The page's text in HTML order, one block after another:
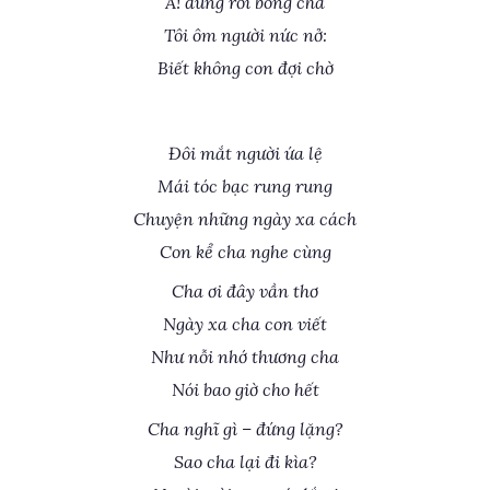
Tôi ôm người nức nở:
Biết không con đợi chờ
Đôi mắt người ứa lệ
Mái tóc bạc rung rung
Chuyện những ngày xa cách
Con kể cha nghe cùng
Cha ơi đây vần thơ
Ngày xa cha con viết
Như nỗi nhớ thương cha
Nói bao giờ cho hết
Cha nghĩ gì – đứng lặng?
Sao cha lại đi kìa?